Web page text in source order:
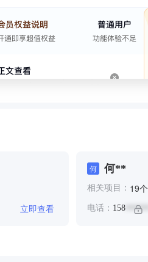
立即查看
何 何**
相关项目： 19个
电话： 158